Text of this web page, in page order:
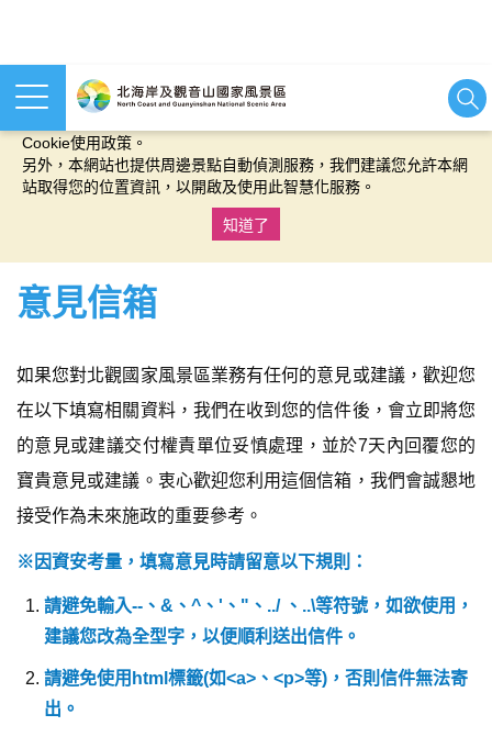
本網站使用cookies等相關技術以持續優化網站服務，並有助於為
Cookie使用政策。
另外，本網站也提供周邊景點自動偵測服務，我們建議您允許本網
站取得您的位置資訊，以開啟及使用此智慧化服務。
知道了
意見信箱
如果您對北觀國家風景區業務有任何的意見或建議，歡迎您
在以下填寫相關資料，我們在收到您的信件後，會立即將您
的意見或建議交付權責單位妥慎處理，並於7天內回覆您的
寶貴意見或建議。衷心歡迎您利用這個信箱，我們會誠懇地
接受作為未來施政的重要參考。
※因資安考量，填寫意見時請留意以下規則：
請避免輸入--、&、^、'、"、../ 、..\等符號，如欲使用，
建議您改為全型字，以便順利送出信件。
請避免使用html標籤(如<a>、<p>等)，否則信件無法寄
出。